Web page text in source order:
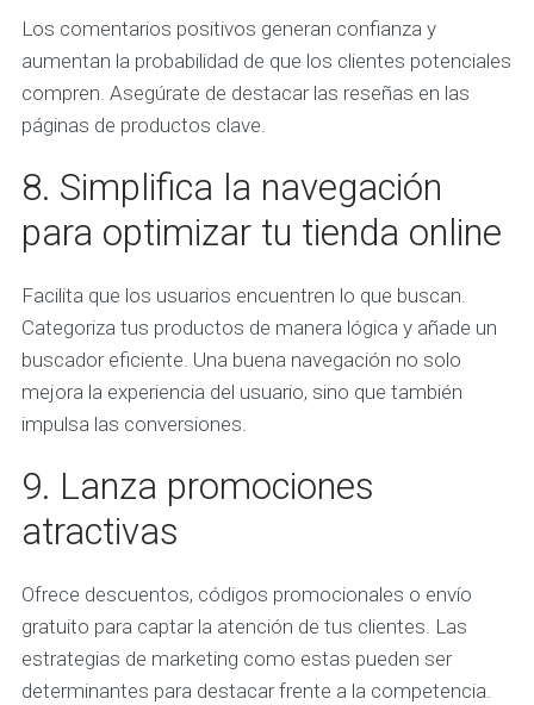
Los comentarios positivos generan confianza y
aumentan la probabilidad de que los clientes potenciales
compren. Asegúrate de destacar las reseñas en las
páginas de productos clave.
8. Simplifica la navegación
para optimizar tu tienda online
Facilita que los usuarios encuentren lo que buscan.
Categoriza tus productos de manera lógica y añade un
buscador eficiente. Una buena navegación no solo
mejora la experiencia del usuario, sino que también
impulsa las conversiones.
9. Lanza promociones
atractivas
Ofrece descuentos, códigos promocionales o envío
gratuito para captar la atención de tus clientes. Las
estrategias de marketing como estas pueden ser
determinantes para destacar frente a la competencia.